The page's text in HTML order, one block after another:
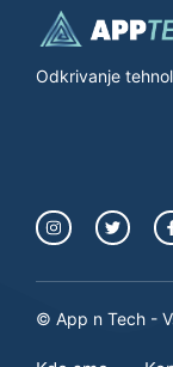
Odkrivanje
© App n Tech -